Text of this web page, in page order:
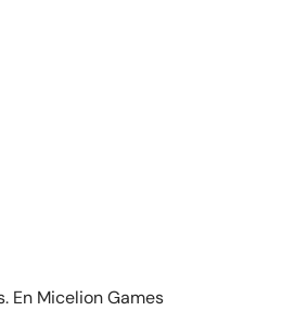
En Micelion Games